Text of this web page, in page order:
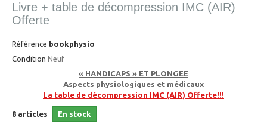
Livre + table de décompression IMC (AIR)
Offerte
Référence bookphysio
Condition Neuf
« HANDICAPS » ET PLONGEE
Aspects physiologiques et médicaux
La table de décompression IMC (AIR) Offerte!!!
8 articles En stock